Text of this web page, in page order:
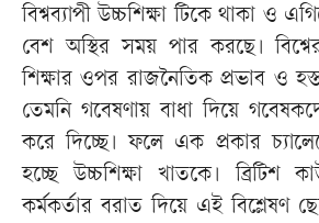
বিশ্বব্যাপী উচ্চশিক্ষা টিকে থাকা ও
বেশ অস্থির সময় পার করছে।
শিক্ষার ওপর রাজনৈতিক প্রভাব ও
তেমনি গবেষণায় বাধা দিয়ে
করে দিচ্ছে। ফলে এক প্রকার
হচ্ছে উচ্চশিক্ষা খাতকে। ব্রিটিশ
কর্মকর্তার বরাত দিয়ে এই বিশ্লেষণ